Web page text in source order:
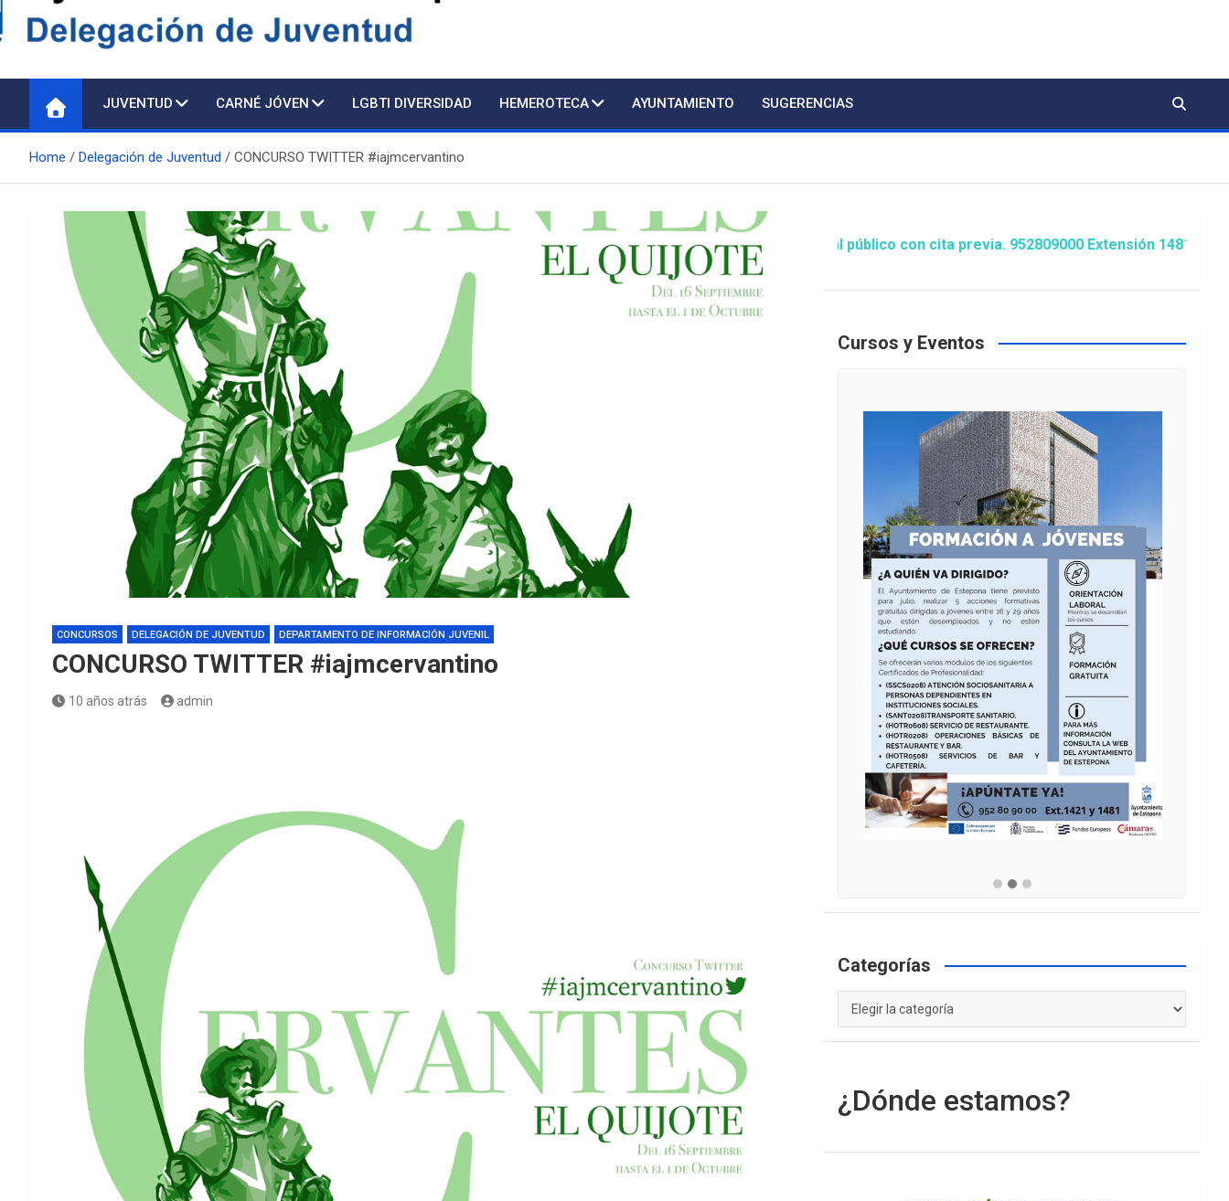
Delegación de Juventud
JUVENTUD CARNÉ JÓVEN LGBTI DIVERSIDAD HEMEROTECA AYUNTAMIENTO SUGERENCIAS
Home Delegación de Juventud CONCURSO TWITTER #iajmcervantino
CONCURSOS DELEGACIÓN DE JUVENTUD DEPARTAMENTO DE INFORMACIÓN JUVENIL
CONCURSO TWITTER #iajmcervantino
10 años atrás admin
Atención presencial al público con cita previa. 952809000 Extensión 1481/1486 ó
Cursos y Eventos
Categorías
Categorías
¿Dónde estamos?